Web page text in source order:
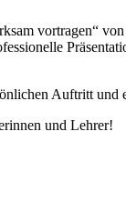
vortragen“
Auftritt
und Lehrer!